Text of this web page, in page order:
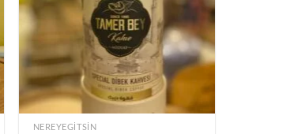
NEREYEGITSIN